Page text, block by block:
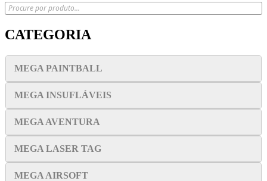
CATEGORIA
MEGA PAINTBALL
MEGA INSUFLÁVEIS
MEGA AVENTURA
MEGA LASER TAG
MEGA AIRSOFT